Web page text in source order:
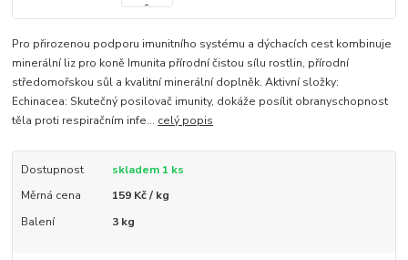
Pro přirozenou podporu imunitního systému a dýchacích cest kombinuje
minerální liz pro koně Imunita přírodní čistou sílu rostlin, přírodní
středomořskou sůl a kvalitní minerální doplněk. Aktivní složky:
Echinacea: Skutečný posilovač imunity, dokáže posílit obranyschopnost
těla proti respiračním infe... celý popis
Dostupnost
skladem 1 ks
Měrná cena
159 Kč / kg
Balení
3 kg